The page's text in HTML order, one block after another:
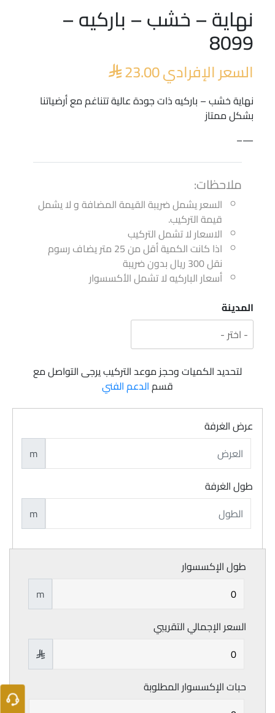
نهاية – خشب – باركيه –
8099
السعر الإفرادي 23.00
نهاية خشب – باركيه ذات جودة عالية تتناغم مع أرضياتنا
بشكل ممتاز
—–
ملاحظات:
السعر يشمل ضريبة القيمة المضافة و لا يشمل
قيمة التركيب.
الاسعار لا تشمل التركيب
اذا كانت الكمية أقل من 25 متر يضاف رسوم
نقل 300 ريال بدون ضريبة
أسعار الباركيه لا تشمل الأكسسوار
المدينة
لتحديد الكميات وحجز موعد التركيب يرجى التواصل مع
قسمالدعم الفني
عرض الغرفة
m
طول الغرفة
m
طول الإكسسوار
m
السعر الإجمالي التقريبي

حبات الإكسسوار المطلوبة